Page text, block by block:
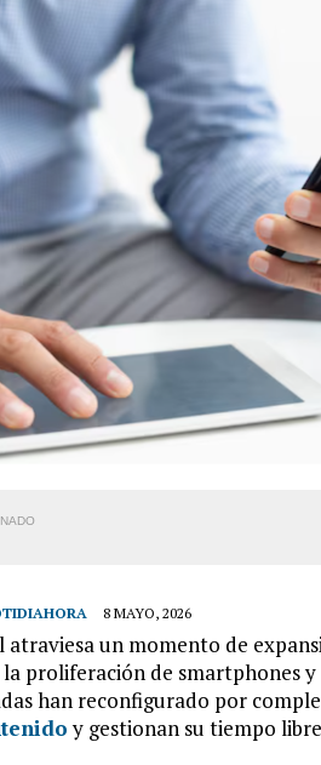
BROTE PSICÓTICO POR FALTA DE TRATAMIENTO
8 MAYO, 2026
un momento de
proliferación de smartphones
han reconfigurado por
y gestionan su tiempo